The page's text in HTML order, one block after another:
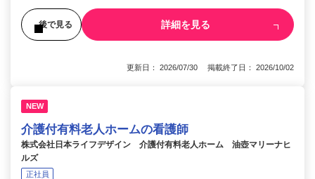
後で見る 詳細を見る
更新日： 2026/07/30 掲載終了日： 2026/10/02
NEW
介護付有料老人ホームの看護師
株式会社日本ライフデザイン 介護付有料老人ホーム 油壺マリーナヒ
ルズ
正社員